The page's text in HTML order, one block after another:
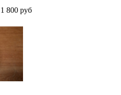
1 800 руб